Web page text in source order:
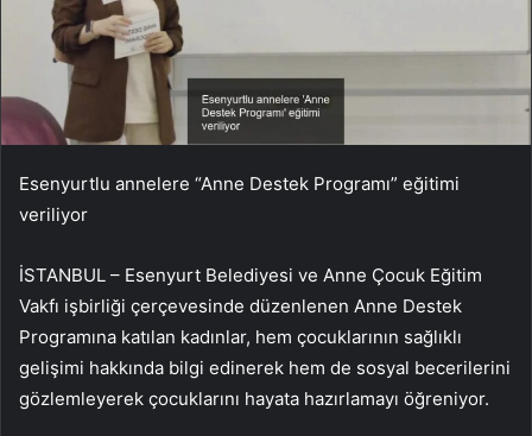
Esenyurtlu annelere “Anne Destek Programı” eğitimi
veriliyor
İSTANBUL – Esenyurt Belediyesi ve Anne Çocuk Eğitim
Vakfı işbirliği çerçevesinde düzenlenen Anne Destek
Programına katılan kadınlar, hem çocuklarının sağlıklı
gelişimi hakkında bilgi edinerek hem de sosyal becerilerini
gözlemleyerek çocuklarını hayata hazırlamayı öğreniyor.